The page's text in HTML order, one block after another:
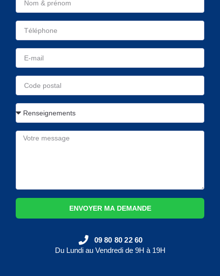
ENVOYER MA DEMANDE
09 80 80 22 60
Du Lundi au Vendredi de 9H à 19H